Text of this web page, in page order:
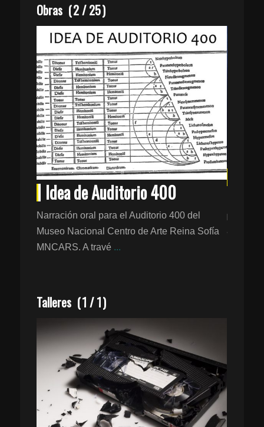
Obras (2/25)
Idea de Auditorio 400
Narración oral para el Auditorio 400 del
Museo Nacional Centro de Arte Reina Sofía
MNCARS. A travé ...
atenta
Talleres (1 /1)